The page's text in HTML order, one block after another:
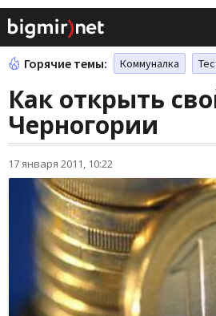
Горячие темы: Коммуналка
Как открыть
Черногории
17 января 2011, 10:22